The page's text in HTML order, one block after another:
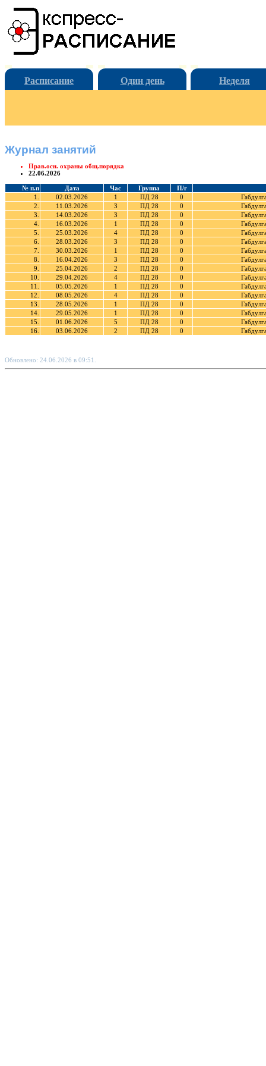
Расписание Один день Неделя
Журнал занятий
Прав.осн. охраны общ.порядка
22.06.2026
№ п.п Дата Час Группа
П/г
1.
02.03.2026 1 ПД 28 0
2.
11.03.2026 3 ПД 28 0
3.
14.03.2026 3 ПД 28 0
4.
16.03.2026 1 ПД 28 0
5.
25.03.2026 4 ПД 28 0
6.
28.03.2026 3 ПД 28 0
7.
30.03.2026 1 ПД 28 0
8.
16.04.2026 3 ПД 28 0
9.
25.04.2026 2 ПД 28 0
10.
29.04.2026 4 ПД 28 0
11.
05.05.2026 1 ПД 28 0
12.
08.05.2026 4 ПД 28 0
13.
28.05.2026 1 ПД 28 0
14.
29.05.2026 1 ПД 28 0
15.
01.06.2026 5 ПД 28 0
16.
03.06.2026 2 ПД 28 0
Обновлено: 24.06.2026 в 09:51.